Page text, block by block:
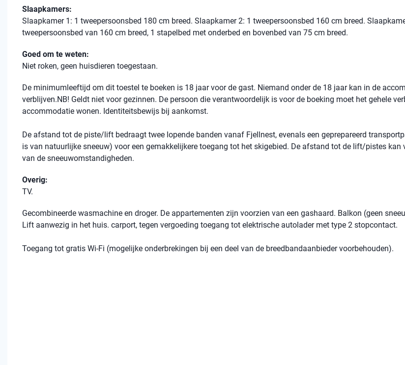
Slaapkamers:
Slaapkamer 1: 1 tweepersoonsbed 180 cm breed. Slaapkamer 2: 1 tweepersoonsbed 160 cm breed.
tweepersoonsbed van 160 cm breed, 1 stapelbed met onderbed en bovenbed van 75 cm breed.
Goed om te weten:
Niet roken, geen huisdieren toegestaan.
De minimumleeftijd om dit toestel te boeken is 18 jaar voor de gast. Niemand onder de 18 jaar kan in de
verblijven.NB! Geldt niet voor gezinnen. De persoon die verantwoordelijk is voor de boeking moet het gehele
accommodatie wonen. Identiteitsbewijs bij aankomst.
De afstand tot de piste/lift bedraagt twee lopende banden vanaf Fjellnest, evenals een geprepareerd
is van natuurlijke sneeuw) voor een gemakkelijkere toegang tot het skigebied. De afstand tot de lift/pistes kan
van de sneeuwomstandigheden.
Overig:
TV.
Gecombineerde wasmachine en droger. De appartementen zijn voorzien van een gashaard. Balkon (geen
Lift aanwezig in het huis. carport, tegen vergoeding toegang tot elektrische autolader met type 2 stopcontact.
Toegang tot gratis Wi-Fi (mogelijke onderbrekingen bij een deel van de breedbandaanbieder voorbehouden).